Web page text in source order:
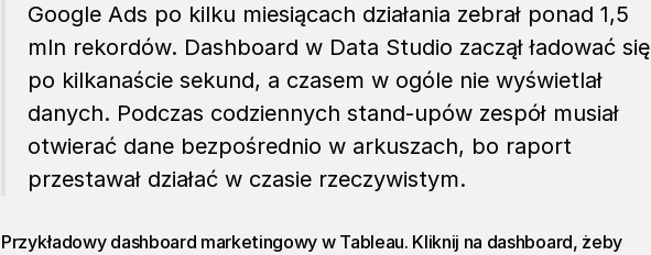
Google Ads po kilku miesiącach działania zebrał ponad 1,5
mln rekordów. Dashboard w Data Studio zaczął ładować się
po kilkanaście sekund, a czasem w ogóle nie wyświetlał
danych. Podczas codziennych stand-upów zespół musiał
otwierać dane bezpośrednio w arkuszach, bo raport
przestawał działać w czasie rzeczywistym.
Przykładowy dashboard marketingowy w Tableau. Kliknij na dashboard, żeby